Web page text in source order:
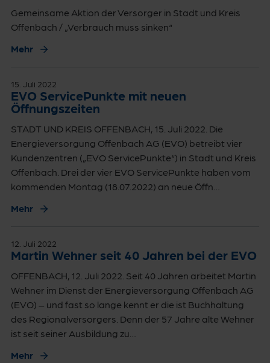
Gemeinsame Aktion der Versorger in Stadt und Kreis
Offenbach / „Verbrauch muss sinken“
Mehr
15. Juli 2022
EVO ServicePunkte mit neuen
Öffnungszeiten
STADT UND KREIS OFFENBACH, 15. Juli 2022. Die
Energieversorgung Offenbach AG (EVO) betreibt vier
Kundenzentren („EVO ServicePunkte“) in Stadt und Kreis
Offenbach. Drei der vier EVO ServicePunkte haben vom
kommenden Montag (18.07.2022) an neue Öffn…
Mehr
12. Juli 2022
Martin Wehner seit 40 Jahren bei der EVO
OFFENBACH, 12. Juli 2022. Seit 40 Jahren arbeitet Martin
Wehner im Dienst der Energieversorgung Offenbach AG
(EVO) – und fast so lange kennt er die ist Buchhaltung
des Regionalversorgers. Denn der 57 Jahre alte Wehner
ist seit seiner Ausbildung zu…
Mehr